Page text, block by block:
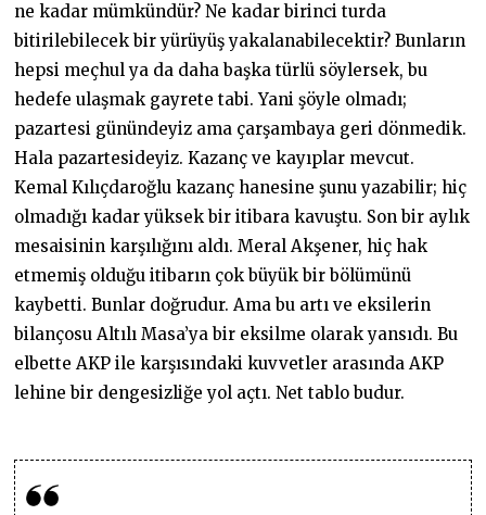
ne kadar mümkündür? Ne kadar birinci turda
bitirilebilecek bir yürüyüş yakalanabilecektir? Bunların
hepsi meçhul ya da daha başka türlü söylersek, bu
hedefe ulaşmak gayrete tabi. Yani şöyle olmadı;
pazartesi günündeyiz ama çarşambaya geri dönmedik.
Hala pazartesideyiz. Kazanç ve kayıplar mevcut.
Kemal Kılıçdaroğlu kazanç hanesine şunu yazabilir; hiç
olmadığı kadar yüksek bir itibara kavuştu. Son bir aylık
mesaisinin karşılığını aldı. Meral Akşener, hiç hak
etmemiş olduğu itibarın çok büyük bir bölümünü
kaybetti. Bunlar doğrudur. Ama bu artı ve eksilerin
bilançosu Altılı Masa’ya bir eksilme olarak yansıdı. Bu
elbette AKP ile karşısındaki kuvvetler arasında AKP
lehine bir dengesizliğe yol açtı. Net tablo budur.